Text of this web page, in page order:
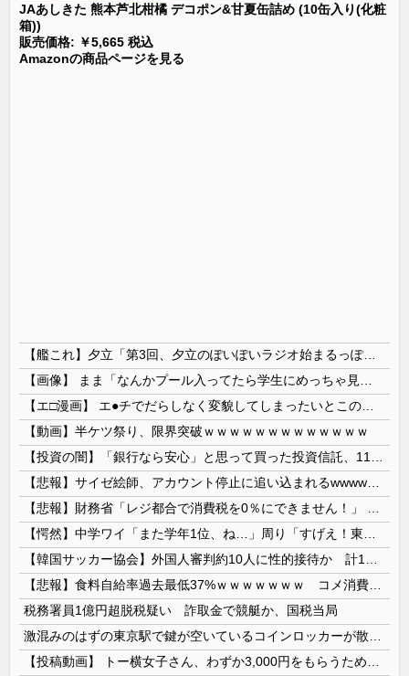
JAあしきた 熊本芦北柑橘 デコポン&甘夏缶詰め (10缶入り(化粧
箱))
販売価格: ￥5,665 税込
Amazonの商品ページを見る
【艦これ】夕立「第3回、夕立のぽいぽいラジオ始まるっぽいよ！」
【動画】半ケツ祭り、限界突破ｗｗｗｗｗｗｗｗｗｗｗｗｗ
税務署員1億円超脱税疑い 詐取金で競艇か、国税当局